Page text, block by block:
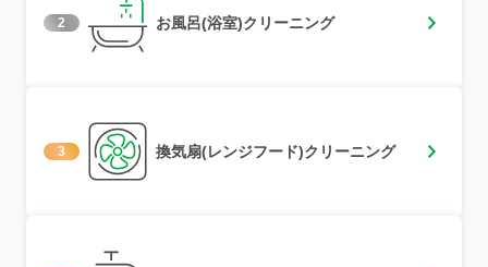
2 お風呂(浴室)クリーニング
3 換気扇(レンジフード)クリーニング